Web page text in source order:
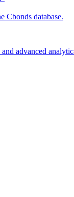
Cbonds database.
and advanced